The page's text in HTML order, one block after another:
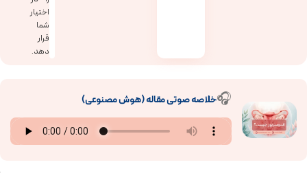
اختیار
شما
قرار
دهد.
🎧خلاصه صوتی مقاله (هوش مصنوعی)